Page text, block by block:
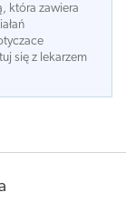
która zawiera
się z lekarzem